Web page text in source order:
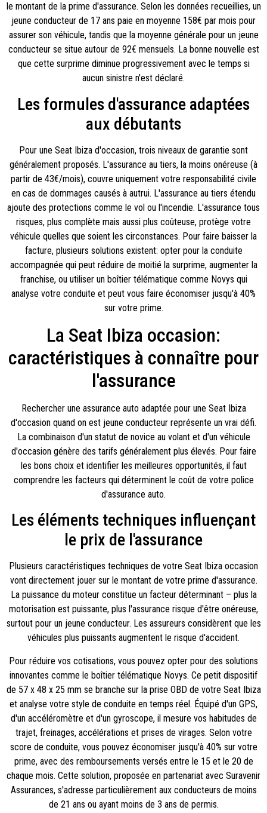
le montant de la prime d'assurance. Selon les données recueillies, un
jeune conducteur de 17 ans paie en moyenne 158€ par mois pour
assurer son véhicule, tandis que la moyenne générale pour un jeune
conducteur se situe autour de 92€ mensuels. La bonne nouvelle est
que cette surprime diminue progressivement avec le temps si
aucun sinistre n'est déclaré.
Les formules d'assurance adaptées
aux débutants
Pour une Seat Ibiza d'occasion, trois niveaux de garantie sont
généralement proposés. L'assurance au tiers, la moins onéreuse (à
partir de 43€/mois), couvre uniquement votre responsabilité civile
en cas de dommages causés à autrui. L'assurance au tiers étendu
ajoute des protections comme le vol ou l'incendie. L'assurance tous
risques, plus complète mais aussi plus coûteuse, protège votre
véhicule quelles que soient les circonstances. Pour faire baisser la
facture, plusieurs solutions existent: opter pour la conduite
accompagnée qui peut réduire de moitié la surprime, augmenter la
franchise, ou utiliser un boîtier télématique comme Novys qui
analyse votre conduite et peut vous faire économiser jusqu'à 40%
sur votre prime.
La Seat Ibiza occasion:
caractéristiques à connaître pour
l'assurance
Rechercher une assurance auto adaptée pour une Seat Ibiza
d'occasion quand on est jeune conducteur représente un vrai défi.
La combinaison d'un statut de novice au volant et d'un véhicule
d'occasion génère des tarifs généralement plus élevés. Pour faire
les bons choix et identifier les meilleures opportunités, il faut
comprendre les facteurs qui déterminent le coût de votre police
d'assurance auto.
Les éléments techniques influençant
le prix de l'assurance
Plusieurs caractéristiques techniques de votre Seat Ibiza occasion
vont directement jouer sur le montant de votre prime d'assurance.
La puissance du moteur constitue un facteur déterminant – plus la
motorisation est puissante, plus l'assurance risque d'être onéreuse,
surtout pour un jeune conducteur. Les assureurs considèrent que les
véhicules plus puissants augmentent le risque d'accident.
Pour réduire vos cotisations, vous pouvez opter pour des solutions
innovantes comme le boîtier télématique Novys. Ce petit dispositif
de 57 x 48 x 25 mm se branche sur la prise OBD de votre Seat Ibiza
et analyse votre style de conduite en temps réel. Équipé d'un GPS,
d'un accéléromètre et d'un gyroscope, il mesure vos habitudes de
trajet, freinages, accélérations et prises de virages. Selon votre
score de conduite, vous pouvez économiser jusqu'à 40% sur votre
prime, avec des remboursements versés entre le 15 et le 20 de
chaque mois. Cette solution, proposée en partenariat avec Suravenir
Assurances, s'adresse particulièrement aux conducteurs de moins
de 21 ans ou ayant moins de 3 ans de permis.